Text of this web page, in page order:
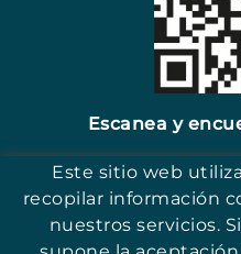
Escanea y
Este sitio web
recopilar información
nuestros servicios.